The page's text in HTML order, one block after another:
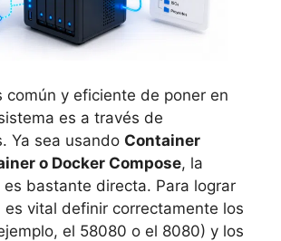
común y eficiente de poner en
es a través de
Ya sea usando Container
o Docker Compose, la
es bastante directa. Para lograr
es vital definir correctamente los
el 58080 o el 8080) y los